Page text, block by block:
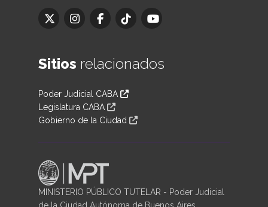
Sitios relacionados
Poder Judicial CABA
Legislatura CABA
Gobierno de la Ciudad
MINISTERIO PÚBLICO TUTELAR - Poder Judicial